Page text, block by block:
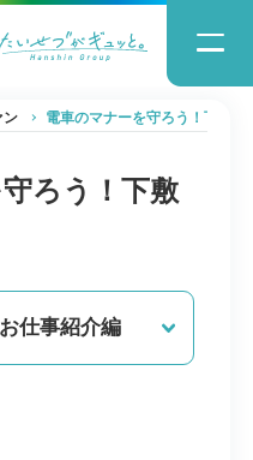
ン 電車のマナーを守ろう！下敷き
ろう！下敷
お仕事紹介編